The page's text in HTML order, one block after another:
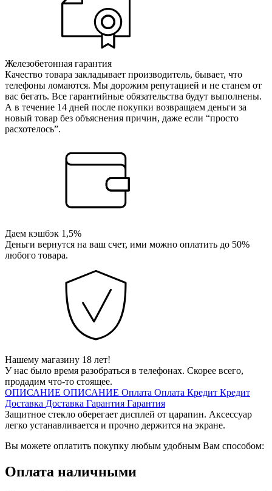
Железобетонная гарантия
Качество товара закладывает производитель, бывает, что
телефоны ломаются. Мы дорожим репутацией и не станем от
вас бегать. Все гарантийные обязательства будут выполнены.
А в течение 14 дней после покупки возвращаем деньги за
новый товар без объяснения причин, даже если “просто
расхотелось”.
Даем кэшбэк 1,5%
Деньги вернутся на ваш счет, ими можно оплатить до 50%
любого товара.
Нашему магазину 18 лет!
У нас было время разобраться в телефонах. Скорее всего,
продадим что-то стоящее.
ОПИСАНИЕ ОПИСАНИЕ Оплата Оплата Кредит Кредит
Доставка Доставка Гарантия Гарантия
Защитное стекло оберегает дисплей от царапин. Аксессуар
легко устанавливается и прочно держится на экране.
Вы можете оплатить покупку любым удобным Вам способом:
Оплата наличными